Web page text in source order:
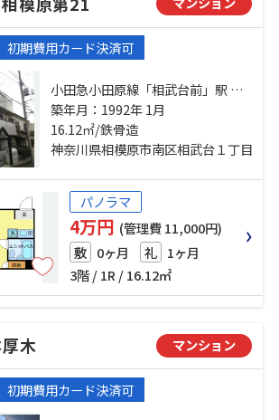
初期費用カード決済可
小田急小田原線「相武台前」駅 徒
歩4分 小田急小田原線「小田急相模
原」駅 徒歩28分 相模線「入谷」
駅 徒歩37分
築年月：1992年 1月
16.12㎡/鉄骨造
神奈川県相模原市南区相武台１丁目
パノラマ
4万円 (管理費 11,000円)
敷 0ヶ月 礼 1ヶ月
3階 / 1R / 16.12㎡
木 マンション
初期費用カード決済可